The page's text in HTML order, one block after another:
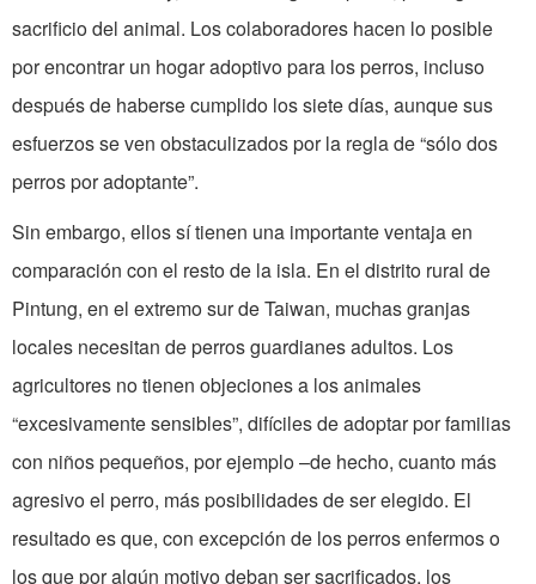
sacrificio del animal. Los colaboradores hacen lo posible
por encontrar un hogar adoptivo para los perros, incluso
después de haberse cumplido los siete días, aunque sus
esfuerzos se ven obstaculizados por la regla de “sólo dos
perros por adoptante”.
Sin embargo, ellos sí tienen una importante ventaja en
comparación con el resto de la isla. En el distrito rural de
Pintung, en el extremo sur de Taiwan, muchas granjas
locales necesitan de perros guardianes adultos. Los
agricultores no tienen objeciones a los animales
“excesivamente sensibles”, difíciles de adoptar por familias
con niños pequeños, por ejemplo –de hecho, cuanto más
agresivo el perro, más posibilidades de ser elegido. El
resultado es que, con excepción de los perros enfermos o
los que por algún motivo deban ser sacrificados, los